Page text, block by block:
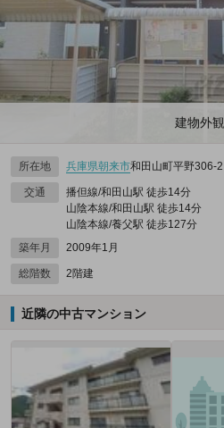
建物外観
所在地 兵庫県朝来市和田山町平野306‐2
交通
播但線/和田山駅 徒歩14分
山陰本線/和田山駅 徒歩14分
山陰本線/養父駅 徒歩127分
築年月
2009年1月
総階数 2階建
近隣の中古マンション